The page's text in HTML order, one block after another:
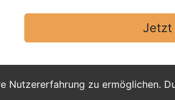
Nutzererfahrung zu ermöglichen.
Jetzt